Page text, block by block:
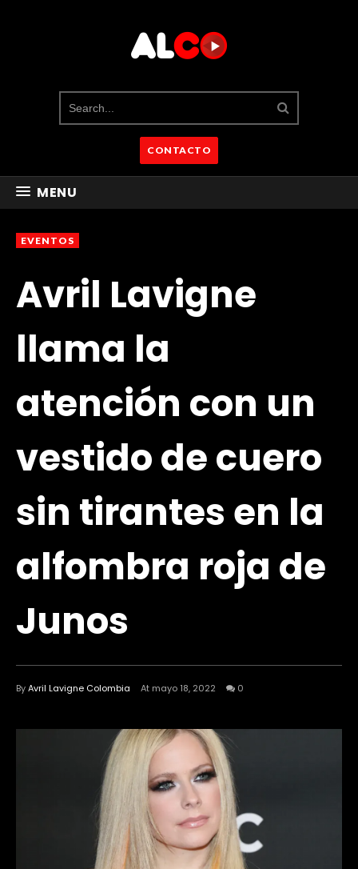
CONTACTO
MENU
EVENTOS
Avril Lavigne
llama la
atención con un
vestido de cuero
sin tirantes en la
alfombra roja de
Junos
ByAvril Lavigne Colombia At mayo 18, 2022 0